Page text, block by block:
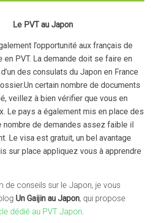
Le PVT au Japon
l’opportunité aux français de
en PVT. La demande doit se faire en
des consulats du Japon en France
Un certain nombre de documents
veillez à bien vérifier que vous en
Le pays a également mis en place des
nombre de demandes assez faible il
Le visa est gratuit, un bel avantage
sur place appliquez vous à apprendre
de conseils sur le Japon, je vous
Un Gaijin au Japon, qui propose
dédié au PVT Japon